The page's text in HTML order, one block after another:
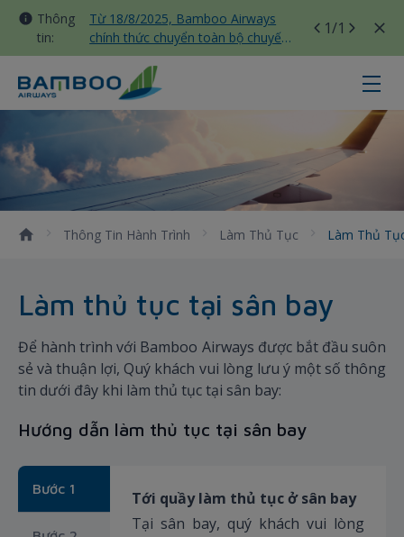
Thông
tin:
Từ 18/8/2025, Bamboo Airways
chính thức chuyển toàn bộ chuyến
bay nội địa sang nhà ga T3 Tân
Sơn Nhất
1/1
Làm thủ tục tại sân bay - Bamboo
Thông Tin Hành Trình Làm Thủ Tục Làm Thủ
Làm thủ tục tại sân bay
Để hành trình với Bamboo Airways được bắt đầu suôn
sẻ và thuận lợi, Quý khách vui lòng lưu ý một số thông
tin dưới đây khi làm thủ tục tại sân bay:
Hướng dẫn làm thủ tục tại sân bay
Bước 1
Tới quầy làm thủ tục ở sân bay
Tại sân bay, quý khách vui lòng